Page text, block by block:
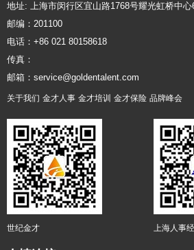
地址: 上海市闵行区宜山路1768号耀光虹桥中心
邮编：201100
电话：+86 021 80158618
传真：
邮箱：service@goldentalent.com
关于我们 金才人事 金才培训 金才保险 品牌峰会
世纪金才 上海人事